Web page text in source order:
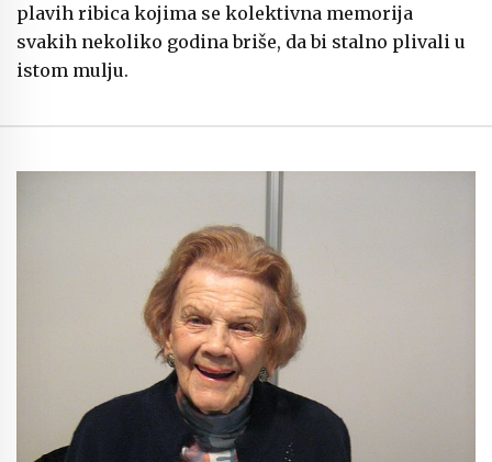
plavih ribica kojima se kolektivna memorija
svakih nekoliko godina briše, da bi stalno plivali u
istom mulju.